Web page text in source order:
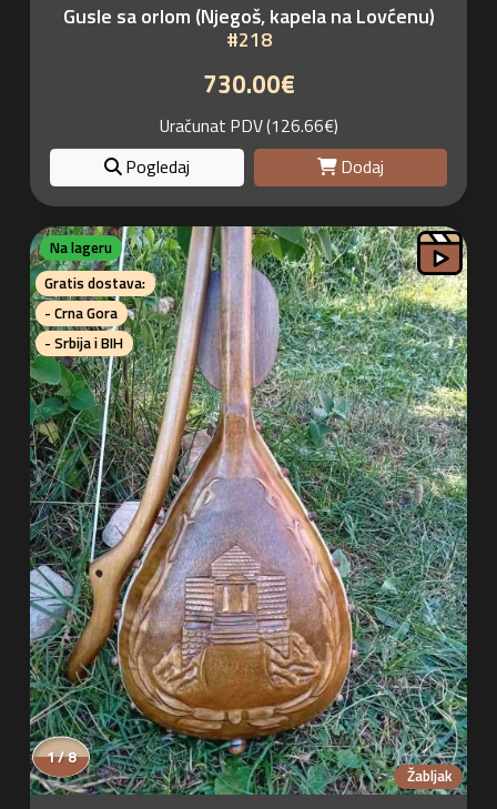
Gusle sa orlom (Njegoš, kapela na Lovćenu)
#218
730.00€
Uračunat PDV (126.66€)
Pogledaj
Dodaj
Na lageru
Gratis dostava:
- Crna Gora
- Srbija i BIH
Žabljak
1 / 8